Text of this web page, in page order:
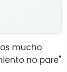
mucho
no pare".